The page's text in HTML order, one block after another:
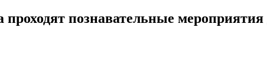
проходят познавательные